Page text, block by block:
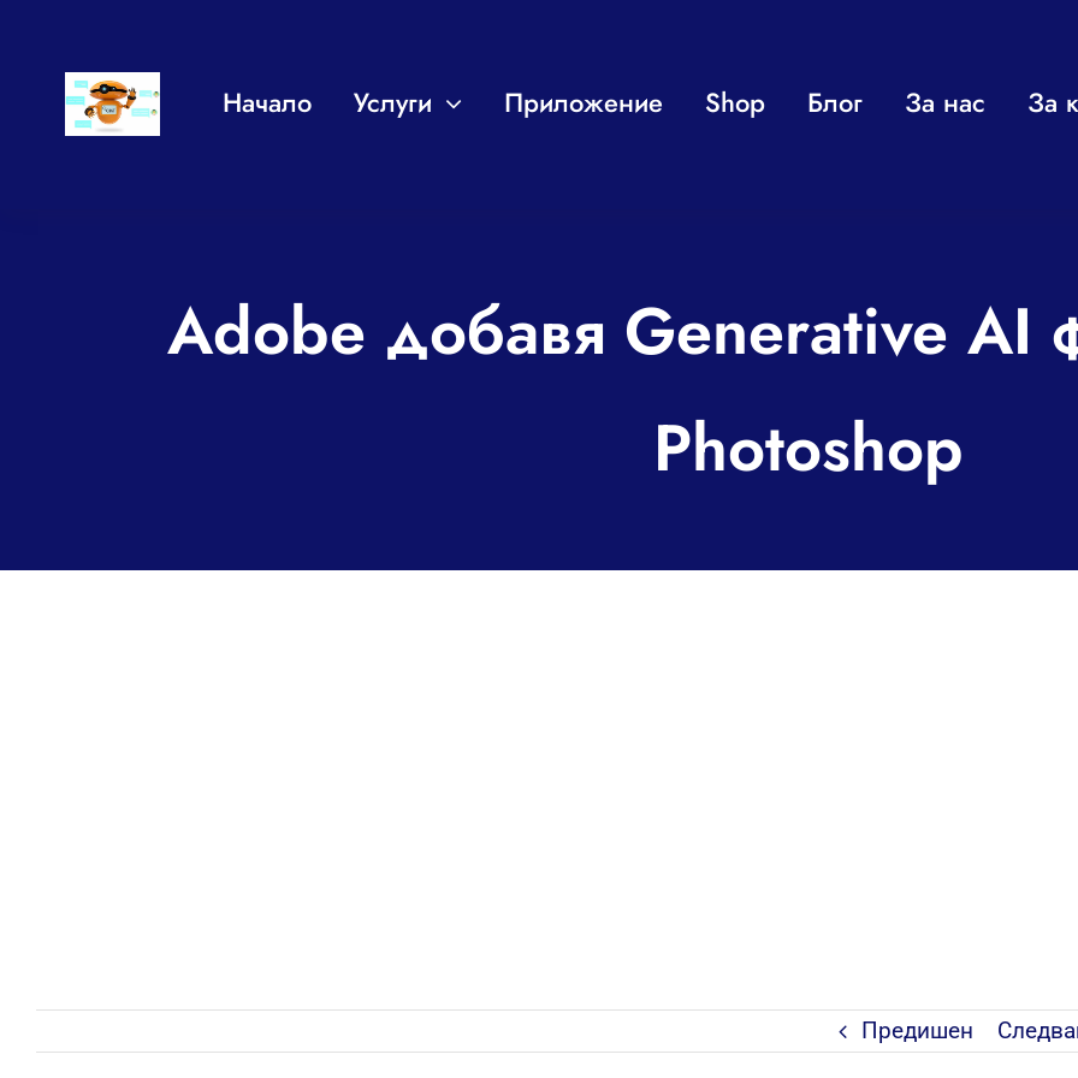
content
Начало Услуги Приложение Shop Блог За нас За
Adobe добавя Generative AI
Photoshop
Предишен